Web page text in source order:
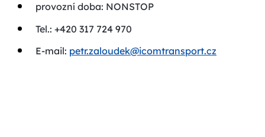
provozní doba: NONSTOP
Tel.: +420 317 724 970
E-mail: petr.zaloudek@icomtransport.cz